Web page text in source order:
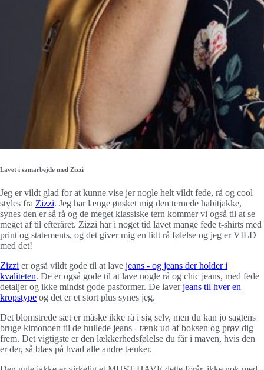
Lavet i samarbejde med Zizzi
Jeg er vildt glad for at kunne vise jer nogle helt vildt fede, rå og cool
styles fra Zizzi. Jeg har længe ønsket mig den ternede habitjakke,
synes den er så rå og de meget klassiske tern kommer vi også til at se
meget af til efteråret. Zizzi har i noget tid lavet mange fede t-shirts med
print og statements, og det giver mig en lidt rå følelse og jeg er VILD
med det!
Zizzi er også vildt gode til at lave jeans - og jeans der holder i
kvaliteten. De er også gode til at lave nogle rå og chic jeans, med fede
detaljer og ikke mindst gode pasformer. De laverjeans til hver en
kropstype og det er et stort plus synes jeg.
Det blomstrede sæt er måske ikke rå i sig selv, men du kan jo sagtens
bruge kimonoen til de hullede jeans - tænk ud af boksen og prøv dig
frem. Det vigtigste er den lækkerhedsfølelse du får i maven, hvis den
er der, så blæs på hvad alle andre tænker.